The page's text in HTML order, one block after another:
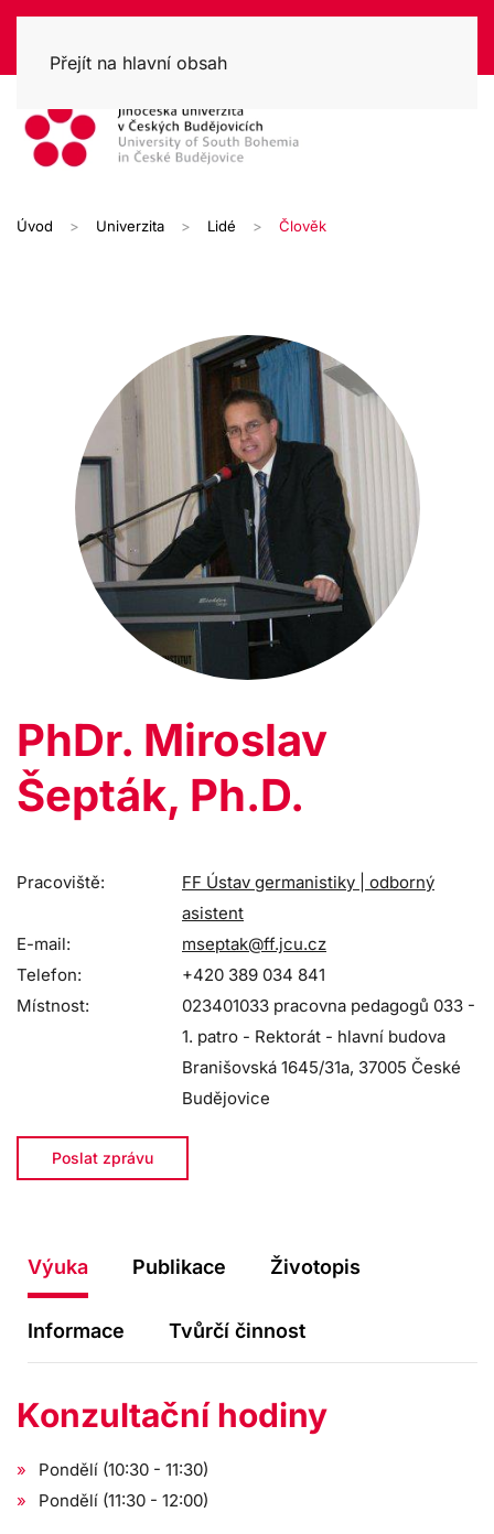
Přejít na hlavní obsah
Úvod Univerzita Lidé Člověk
PhDr. Miroslav
Šepták, Ph.D.
Pracoviště:
FF Ústav germanistiky | odborný
asistent
E-mail:
mseptak@ff.jcu.cz
Telefon:
+420 389 034 841
Místnost:
023401033 pracovna pedagogů 033 -
1. patro - Rektorát - hlavní budova
Branišovská 1645/31a, 37005 České
Budějovice
Poslat zprávu
Výuka Publikace Životopis
Informace Tvůrčí činnost
Konzultační hodiny
Pondělí (10:30 - 11:30)
Pondělí (11:30 - 12:00)